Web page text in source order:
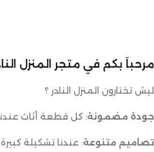
مرحباً بكم في متجر المنزل
ليش تختارون المنزل النادر ؟
جودة مضمونة: كل قطعة أثاث
تصاميم متنوعة: عندنا تشكيلة